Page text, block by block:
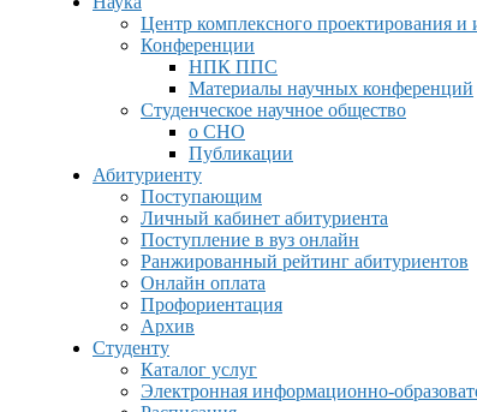
Центр комплексного проектирования
Конференции
НПК ППС
Материалы научных конференций
Студенческое научное общество
о СНО
Публикации
Абитуриенту
Поступающим
Личный кабинет абитуриента
Поступление в вуз онлайн
Ранжированный рейтинг абитуриентов
Онлайн оплата
Профориентация
Архив
Студенту
Каталог услуг
Электронная информационно-